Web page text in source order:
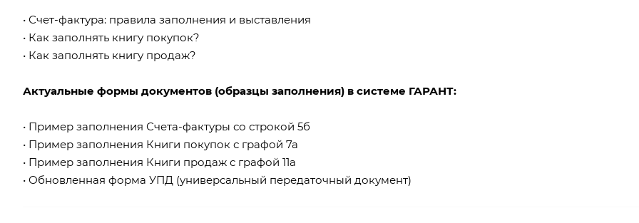
• Счет-фактура: правила заполнения и выставления
• Как заполнять книгу покупок?
• Как заполнять книгу продаж?
Актуальные формы документов (образцы заполнения) в системе ГАРАНТ:
• Пример заполнения Счета-фактуры со строкой 5б
• Пример заполнения Книги покупок с графой 7а
• Пример заполнения Книги продаж с графой 11а
• Обновленная форма УПД (универсальный передаточный документ)